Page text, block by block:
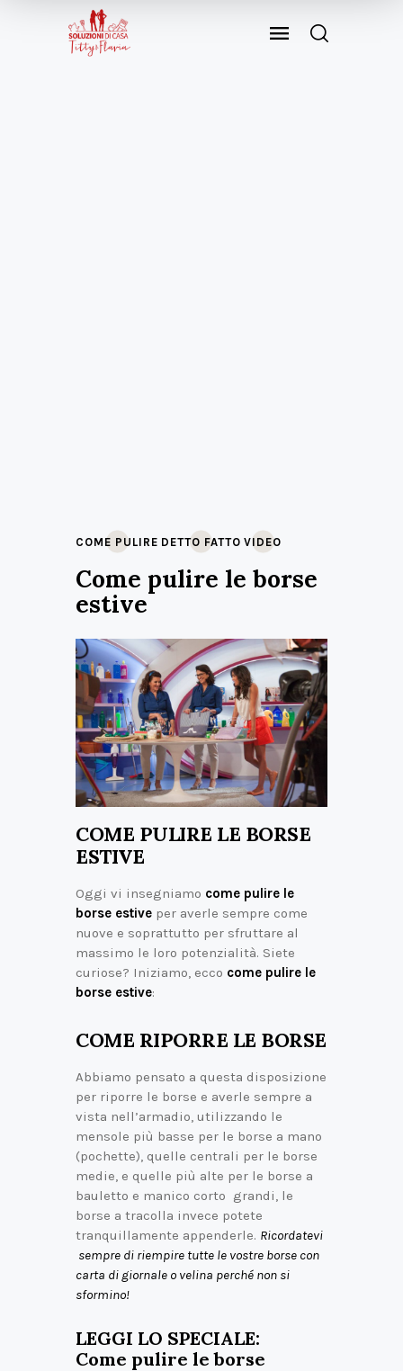
COME PULIRE DETTO FATTO VIDEO
Come pulire le borse
estive
COME PULIRE LE BORSE
ESTIVE
Oggi vi insegniamo come pulire le
borse estive per averle sempre come
nuove e soprattutto per sfruttare al
massimo le loro potenzialità. Siete
curiose? Iniziamo, ecco come pulire le
borse estive:
COME RIPORRE LE BORSE
Abbiamo pensato a questa disposizione
per riporre le borse e averle sempre a
vista nell’armadio, utilizzando le
mensole più basse per le borse a mano
(pochette), quelle centrali per le borse
medie, e quelle più alte per le borse a
bauletto e manico corto grandi, le
borse a tracolla invece potete
tranquillamente appenderle. Ricordatevi
sempre di riempire tutte le vostre borse con
carta di giornale o velina perché non si
sformino!
LEGGI LO SPECIALE:
Come pulire le borse